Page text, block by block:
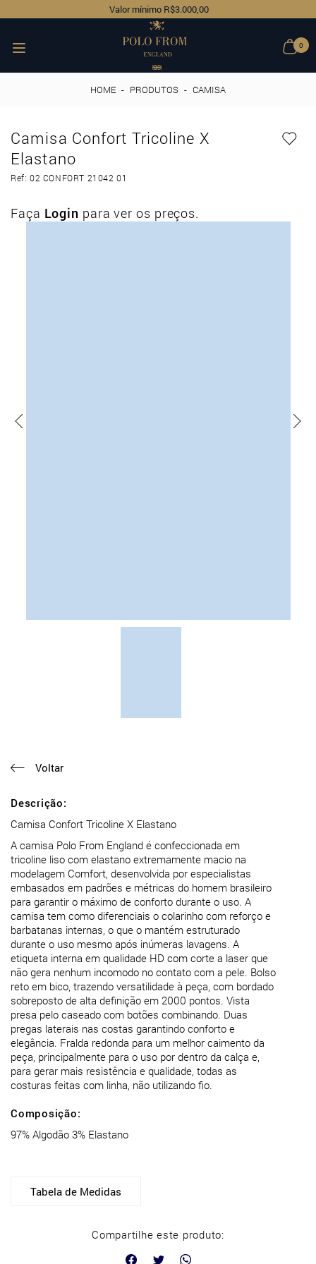
Valor mínimo R$3.000,00
0
HOME - PRODUTOS - CAMISA
Camisa Confort Tricoline X
Elastano
Ref: 02 CONFORT 21042 01
Faça Login para ver os preços.
Voltar
Descrição:
Camisa Confort Tricoline X Elastano
A camisa Polo From England é confeccionada em
tricoline liso com elastano extremamente macio na
modelagem Comfort, desenvolvida por especialistas
embasados em padrões e métricas do homem brasileiro
para garantir o máximo de conforto durante o uso. A
camisa tem como diferenciais o colarinho com reforço e
barbatanas internas, o que o mantém estruturado
durante o uso mesmo após inúmeras lavagens. A
etiqueta interna em qualidade HD com corte a laser que
não gera nenhum incomodo no contato com a pele. Bolso
reto em bico, trazendo versatilidade à peça, com bordado
sobreposto de alta definição em 2000 pontos. Vista
presa pelo caseado com botões combinando. Duas
pregas laterais nas costas garantindo conforto e
elegância. Fralda redonda para um melhor caimento da
peça, principalmente para o uso por dentro da calça e,
para gerar mais resistência e qualidade, todas as
Composição:
97% Algodão 3% Elastano
Tabela de Medidas
Compartilhe este produto: